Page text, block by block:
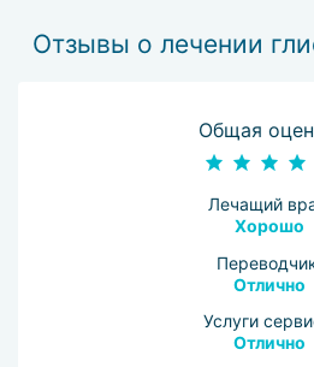
Отзывы о лечении
Общая
Лечащий
Хорошо
Отлично
Услуги
Отлично